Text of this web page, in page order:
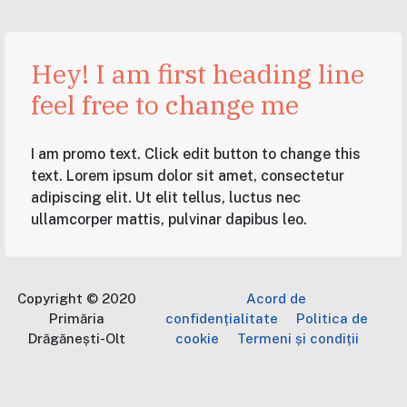
Hey! I am first heading line
feel free to change me
I am promo text. Click edit button to change this
text. Lorem ipsum dolor sit amet, consectetur
adipiscing elit. Ut elit tellus, luctus nec
ullamcorper mattis, pulvinar dapibus leo.
Copyright © 2020
Primăria
Drăgănești-Olt
Acord de
confidențialitate
Politica de
cookie
Termeni și condiții